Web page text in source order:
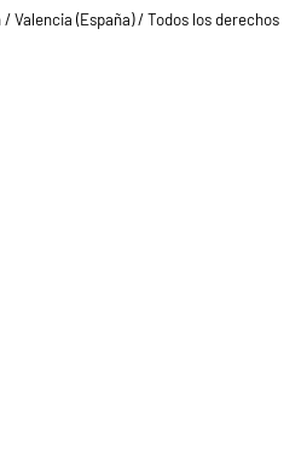
Valencia (España) / Todos los derechos